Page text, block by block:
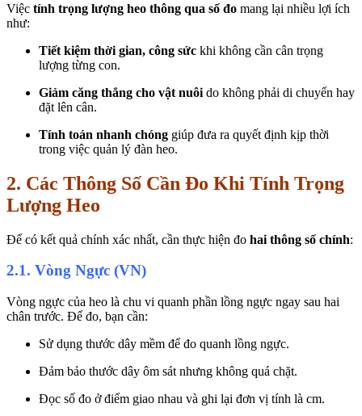
Việc tính trọng lượng heo thông qua số đo mang lại nhiều lợi ích
như:
Tiết kiệm thời gian, công sức khi không cần cân trọng
lượng từng con.
Giảm căng thẳng cho vật nuôi do không phải di chuyển hay
đặt lên cân.
Tính toán nhanh chóng giúp đưa ra quyết định kịp thời
trong việc quản lý đàn heo.
2. Các Thông Số Cần Đo Khi Tính Trọng
Lượng Heo
Để có kết quả chính xác nhất, cần thực hiện đo hai thông số chính:
2.1. Vòng Ngực (VN)
Vòng ngực của heo là chu vi quanh phần lồng ngực ngay sau hai
chân trước. Để đo, bạn cần:
Sử dụng thước dây mềm để đo quanh lồng ngực.
Đảm bảo thước dây ôm sát nhưng không quá chặt.
Đọc số đo ở điểm giao nhau và ghi lại đơn vị tính là cm.